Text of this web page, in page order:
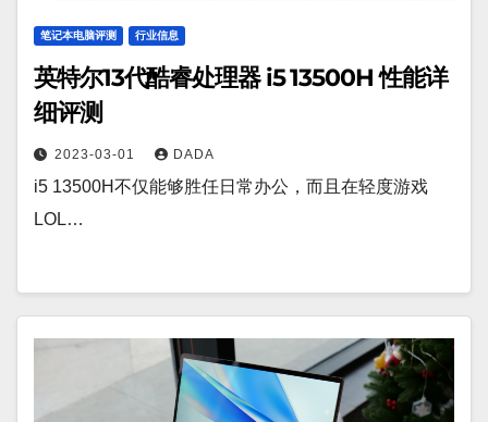
笔记本电脑评测 行业信息
英特尔13代酷睿处理器 i5 13500H 性能详
细评测
2023-03-01 DADA
i5 13500H不仅能够胜任日常办公，而且在轻度游戏
LOL…